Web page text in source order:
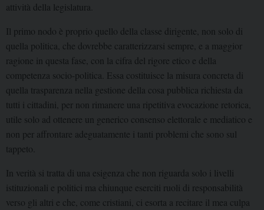
attività della legislatura.
Il primo nodo è proprio quello della classe dirigente, non solo di
quella politica, che dovrebbe caratterizzarsi sempre, e a maggior
ragione in questa fase, con la cifra del rigore etico e della
competenza socio-politica. Essa costituisce la misura concreta di
quella trasparenza nella gestione della cosa pubblica richiesta da
tutti i cittadini, per non rimanere una ripetitiva evocazione retorica,
utile solo ad ottenere un generico consenso elettorale e mediatico e
non per affrontare adeguatamente i tanti problemi che sono sul
tappeto.
In verità si tratta di una esigenza che non riguarda solo i livelli
istituzionali e politici ma chiunque eserciti ruoli di responsabilità
verso gli altri e che, come cristiani, ci esorta a recitare il mea culpa